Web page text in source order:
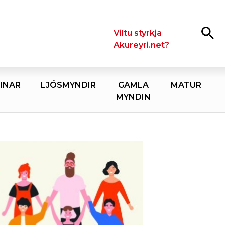
LeitaViltu styrkja
Akureyri.net?
LJÓSMYNDIR
GAMLA
MYNDIN
MATUR